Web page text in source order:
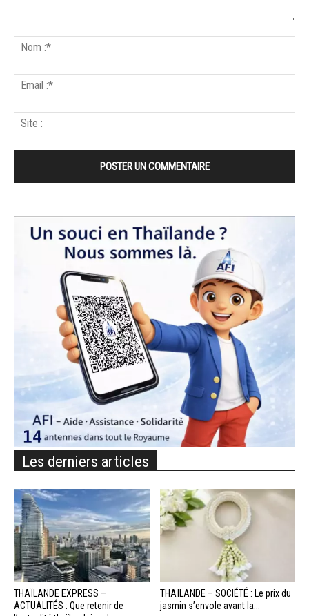
Les derniers articles
THAÏLANDE EXPRESS –
ACTUALITÉS : Que retenir de
THAÏLANDE – SOCIÉTÉ : Le prix du
jasmin s’envole avant la...